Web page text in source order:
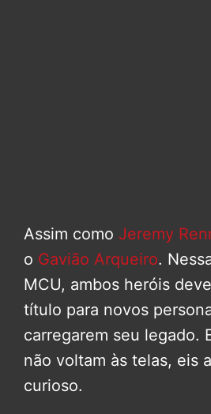
Assim como Jeremy
o Gavião Arqueiro.
MCU, ambos heróis
título para novos
carregarem seu legado.
não voltam às telas, eis
curioso.